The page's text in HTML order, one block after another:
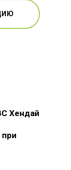
Хендай